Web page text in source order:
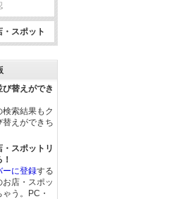
スポット
替えができ
索結果もク
えができち
スポットリ
ーに登録する
お店・スポッ
う。PC・